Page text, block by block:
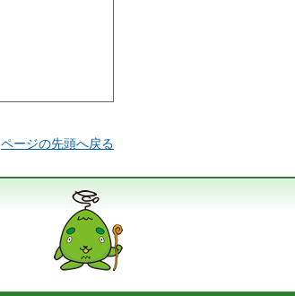
ページの先頭へ戻る